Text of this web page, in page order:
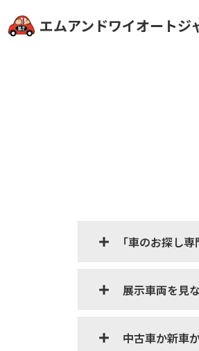
エムアンドワイオートジ
｢車のお探し専
展示車両を見
中古車か新車